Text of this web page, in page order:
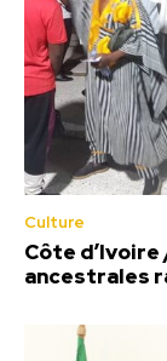
Culture
Côte d’Ivoire
ancestrales